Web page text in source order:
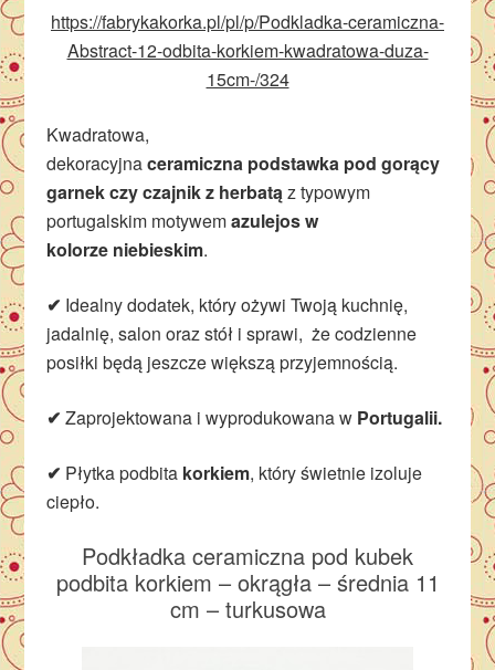
https://fabrykakorka.pl/pl/p/Podkladka-ceramiczna-
Abstract-12-odbita-korkiem-kwadratowa-duza-
15cm-/324
Kwadratowa,
dekoracyjnaceramiczna podstawka pod gorący
garnek czy czajnik z herbatąz typowym
portugalskim motywemazulejos w
kolorze niebieskim.
✔ Idealny dodatek, który ożywi Twoją kuchnię,
jadalnię, salon oraz stół i sprawi, że codzienne
posiłki będą jeszcze większą przyjemnością.
✔Zaprojektowana i wyprodukowana w Portugalii.
✔ Płytka podbita korkiem, który świetnie izoluje
ciepło.
Podkładka ceramiczna pod kubek
podbita korkiem – okrągła – średnia 11
cm – turkusowa